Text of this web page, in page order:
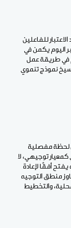
للفاعلين
اليوم يكمن في
في طريقة عمل
نموذج تنموي
لحظة مفصلية
كمعيار توجيهي، لا
يفتح أفقًا لإعادة
منطق التوجيه
والتخطيط